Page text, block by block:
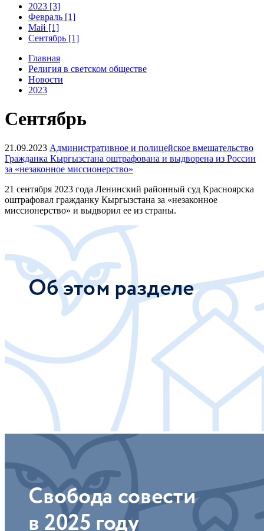
2023 [3]
Февраль [1]
Май [1]
Сентябрь [1]
Главная
Религия в светском обществе
Новости
2023
Сентябрь
21.09.2023 Административное и полицейское вмешательство
Гражданка Кыргызстана оштрафована и выдворена из России
за «незаконное миссионерство»
21 сентября 2023 года Ленинский районный суд Красноярска
оштрафовал гражданку Кыргызстана за «незаконное
миссионерство» и выдворил ее из страны.